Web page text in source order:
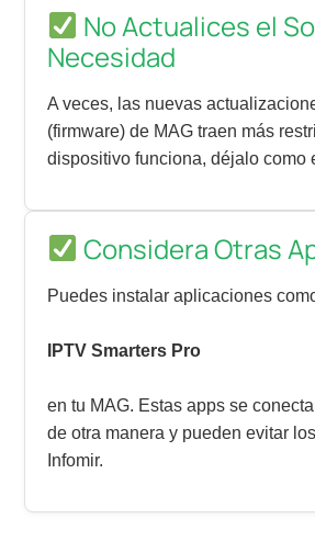
No Actualices el
Necesidad
A veces, las nuevas
(firmware) de MAG traen más
dispositivo funciona, déjalo como
Considera Otras
Puedes instalar aplicaciones
IPTV Smarters Pro
en tu MAG. Estas apps se
de otra manera y pueden evitar
Infomir.